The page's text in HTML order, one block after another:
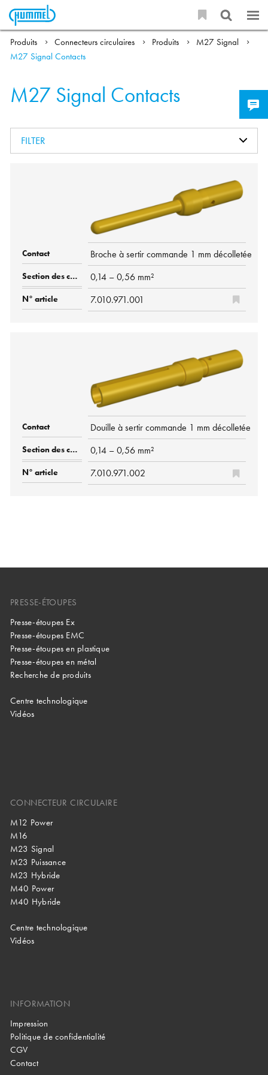
Produits Connecteurs circulaires Produits
M27 Signal
M27 Signal Contacts
M27 Signal Contacts
FILTER
Broche à sertir commande 1 mm décolletée
0,14 – 0,56 mm²
7.010.971.001
Douille à sertir commande 1 mm décolletée
0,14 – 0,56 mm²
7.010.971.002
PRESSE-ÉTOUPES
Presse-étoupes Ex
Presse-étoupes EMC
Presse-étoupes en plastique
Presse-étoupes en métal
Recherche de produits
Centre technologique
Vidéos
CONNECTEUR CIRCULAIRE
M12 Power
M16
M23 Signal
M23 Puissance
M23 Hybride
M40 Power
M40 Hybride
Centre technologique
Vidéos
INFORMATION
Impression
Politique de confidentialité
CGV
Contact